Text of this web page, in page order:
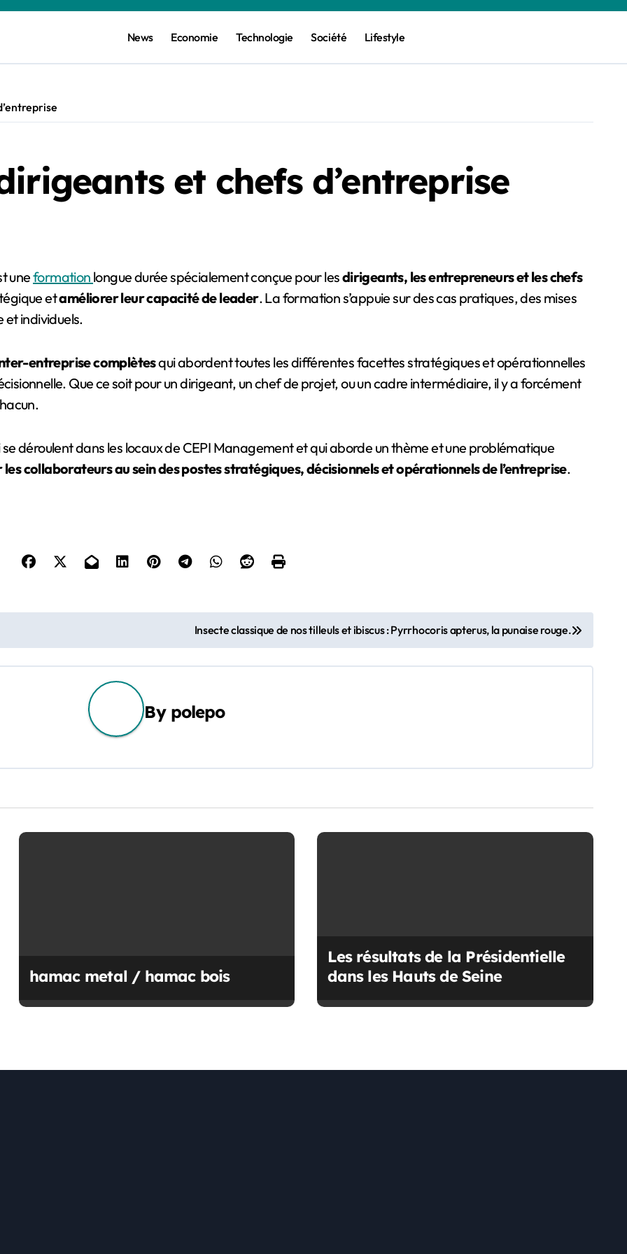
News Economie Technologie Société Lifestyle
et chefs d’entreprise
uneformation longue durée spécialement conçue pour lesdirigeants, les entrepreneurs et les chefs
etaméliorer leur capacité de leader. La formation s’appuie sur des cas pratiques, des mises
et individuels.
entreprise complètesqui abordent toutes les différentes facettes stratégiques et opérationnelles
Que ce soit pour un dirigeant, un chef de projet, ou un cadre intermédiaire, il y a forcément
déroulent dans les locaux de CEPI Management et qui aborde un thème et une problématique
collaborateurs au sein des postes stratégiques, décisionnels et opérationnels de l’entreprise.
Insecte classique de nos tilleuls et ibiscus : Pyrrhocoris apterus, la punaise rouge.
By polepo
hamac metal / hamac bois
Les résultats de la Présidentielle
dans les Hauts de Seine